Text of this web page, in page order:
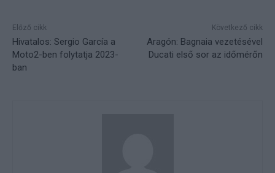
Előző cikk
Hivatalos: Sergio García a
Moto2-ben folytatja 2023-
ban
Következő cikk
Aragón: Bagnaia vezetésével
Ducati első sor az időmérőn